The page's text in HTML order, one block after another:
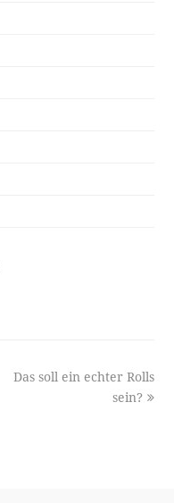
next
Das soll ein echter Rolls
sein?